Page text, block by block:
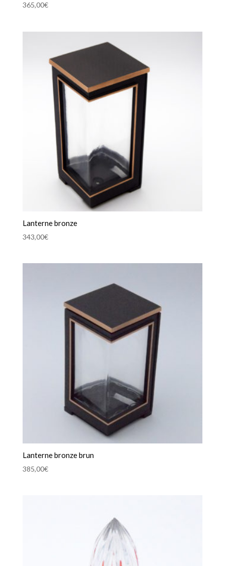
365,00€
Lanterne bronze
343,00€
Lanterne bronze brun
385,00€